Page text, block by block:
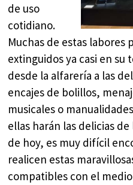
de uso
cotidiano.
Muchas de estas labores
extinguidos ya casi en
desde la alfarería a las
encajes de bolillos,
musicales o
ellas harán las delicias
de hoy, es muy difícil
realicen estas
compatibles con el